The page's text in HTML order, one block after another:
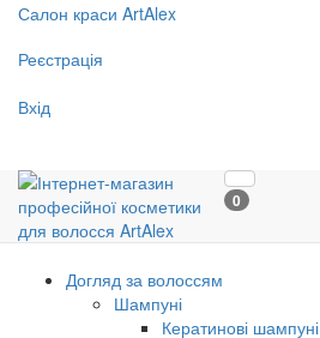
Салон краси ArtAlex
Реєстрація
Вхід
0
Догляд за волоссям
Шампуні
Кератинові шампуні